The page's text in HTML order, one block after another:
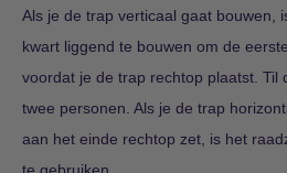
Als je de trap verticaal gaat bouwen,
kwart liggend te bouwen om de
voordat je de trap rechtop plaatst. Til
twee personen. Als je de trap
aan het einde rechtop zet, is het